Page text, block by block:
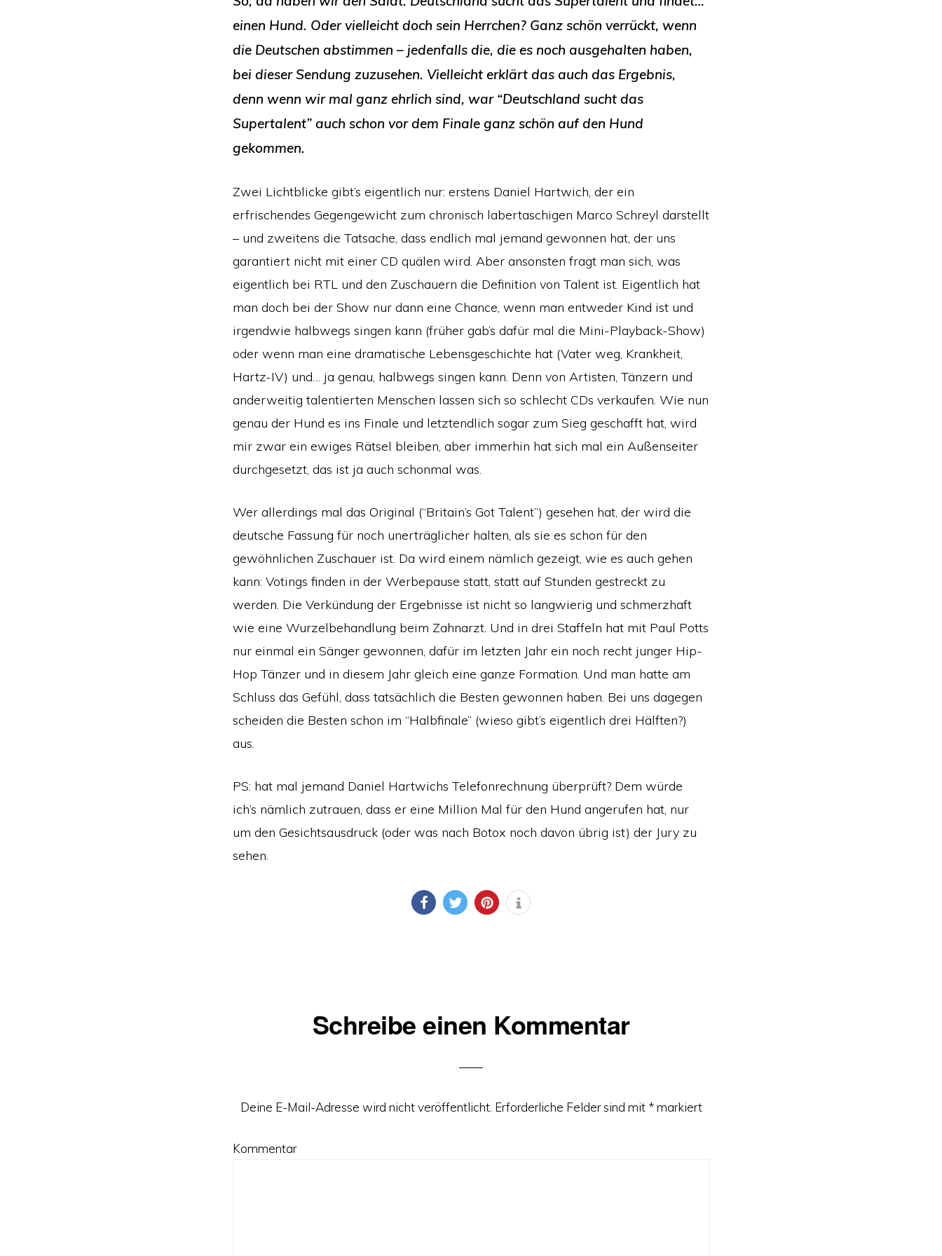
einen Hund. Oder vielleicht doch sein Herrchen? Ganz schön verrückt, wenn
die Deutschen abstimmen – jedenfalls die, die es noch ausgehalten haben,
bei dieser Sendung zuzusehen. Vielleicht erklärt das auch das Ergebnis,
denn wenn wir mal ganz ehrlich sind, war “Deutschland sucht das
Supertalent” auch schon vor dem Finale ganz schön auf den Hund
gekommen.
Zwei Lichtblicke gibt’s eigentlich nur: erstens Daniel Hartwich, der ein
erfrischendes Gegengewicht zum chronisch labertaschigen Marco Schreyl darstellt
– und zweitens die Tatsache, dass endlich mal jemand gewonnen hat, der uns
garantiert nicht mit einer CD quälen wird. Aber ansonsten fragt man sich, was
eigentlich bei RTL und den Zuschauern die Definition von Talent ist. Eigentlich hat
man doch bei der Show nur dann eine Chance, wenn man entweder Kind ist und
irgendwie halbwegs singen kann (früher gab’s dafür mal die Mini-Playback-Show)
oder wenn man eine dramatische Lebensgeschichte hat (Vater weg, Krankheit,
Hartz-IV) und… ja genau, halbwegs singen kann. Denn von Artisten, Tänzern und
anderweitig talentierten Menschen lassen sich so schlecht CDs verkaufen. Wie nun
genau der Hund es ins Finale und letztendlich sogar zum Sieg geschafft hat, wird
mir zwar ein ewiges Rätsel bleiben, aber immerhin hat sich mal ein Außenseiter
durchgesetzt, das ist ja auch schonmal was.
Wer allerdings mal das Original (“Britain’s Got Talent”) gesehen hat, der wird die
deutsche Fassung für noch unerträglicher halten, als sie es schon für den
gewöhnlichen Zuschauer ist. Da wird einem nämlich gezeigt, wie es auch gehen
kann: Votings finden in der Werbepause statt, statt auf Stunden gestreckt zu
werden. Die Verkündung der Ergebnisse ist nicht so langwierig und schmerzhaft
wie eine Wurzelbehandlung beim Zahnarzt. Und in drei Staffeln hat mit Paul Potts
nur einmal ein Sänger gewonnen, dafür im letzten Jahr ein noch recht junger Hip-
Hop Tänzer und in diesem Jahr gleich eine ganze Formation. Und man hatte am
Schluss das Gefühl, dass tatsächlich die Besten gewonnen haben. Bei uns dagegen
scheiden die Besten schon im “Halbfinale” (wieso gibt’s eigentlich drei Hälften?)
aus.
PS: hat mal jemand Daniel Hartwichs Telefonrechnung überprüft? Dem würde
ich’s nämlich zutrauen, dass er eine Million Mal für den Hund angerufen hat, nur
um den Gesichtsausdruck (oder was nach Botox noch davon übrig ist) der Jury zu
sehen.
Schreibe einen Kommentar
Deine E-Mail-Adresse wird nicht veröffentlicht. Erforderliche Felder sind mit *markiert
Kommentar